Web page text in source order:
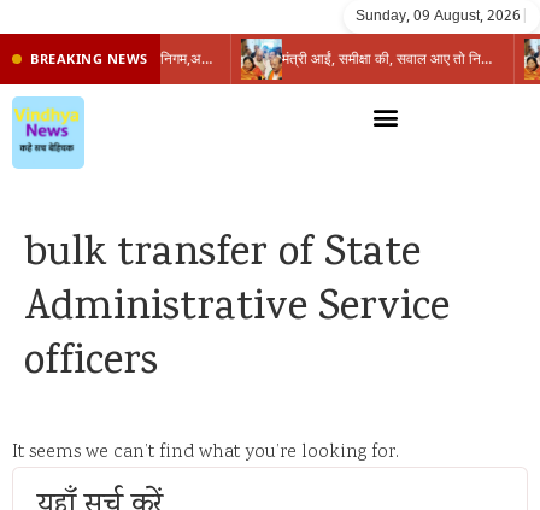
Sunday, 09 August, 2026
BREAKING NEWS प्रभारी मंत्री के निशाने पर नगर निगम,अफसरों को 10 दिन का अल्टीमेटम,नहीं होगी कार्रवाई, महापौर-आयुक्त के बीच सौहार्दहीनता पर मंत्री ने उठाए सवाल मंत्री आईं, समीक्षा की, सवाल आए तो निकल गईं – खाली जयंत चौंकीं पर नहीं दिया जवाब
bulk transfer of State
Administrative Service
officers
It seems we can’t find what you’re looking for.